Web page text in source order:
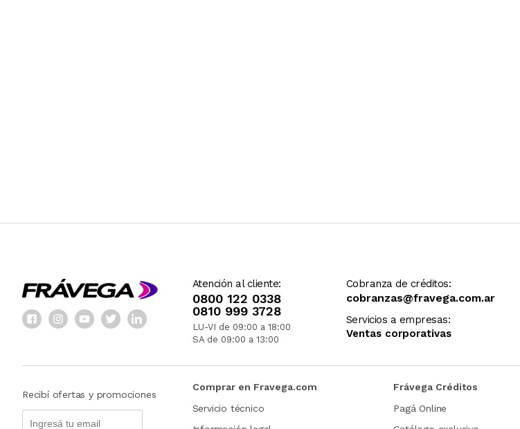
Atención al cliente:
0800 122 0338
0810 999 3728
LU-VI de 09:00 a 18:00
SA de 09:00 a 13:00
Cobranza de créditos:
cobranzas@fravega.com.ar
Servicios a empresas:
Ventas corporativas
Recibí ofertas y promociones
Comprar en Fravega.com
Servicio técnico
Frávega Créditos
Pagá Online